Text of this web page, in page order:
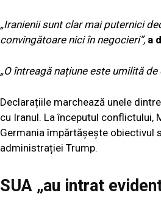
„Iranienii sunt clar mai puternici
convingătoare nici în negocieri”, a
„O întreagă națiune este umilită de
Declarațiile marchează unele
cu Iranul. La începutul
Germania împărtășește obiectivul
administrației Trump.
SUA „au intrat